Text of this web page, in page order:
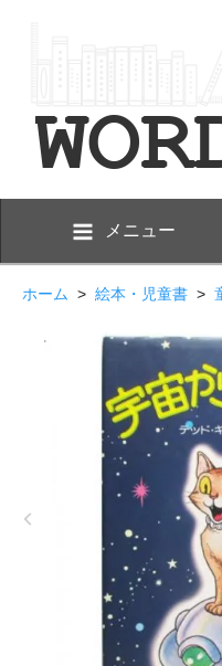
メニュー
ホーム > 絵本・児童書 >